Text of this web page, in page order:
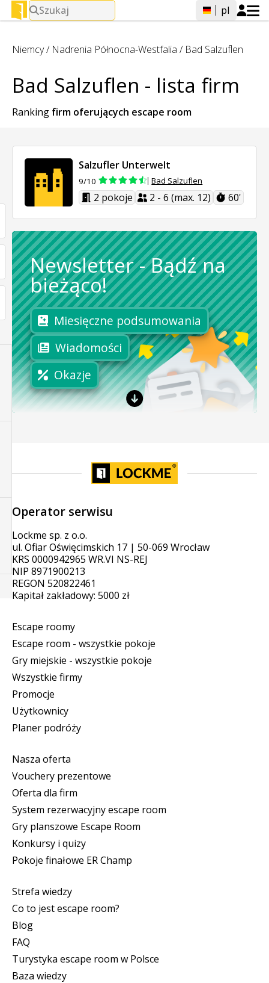
Szukaj pl
Niemcy/ Nadrenia Północna-Westfalia / Bad Salzuflen
Bad Salzuflen - lista firm
Ranking firm oferujących escape room
Salzufler Unterwelt
9/10 Bad Salzuflen
2 pokoje 2 - 6 (max. 12) 60'
Newsletter -Bądź na
bieżąco!
Miesięczne podsumowania
Wiadomości
Okazje
Operator serwisu
Lockme sp. z o.o.
ul. Ofiar Oświęcimskich 17 | 50-069 Wrocław
KRS 0000942965 WR.VI NS-REJ
NIP 8971900213
REGON 520822461
Kapitał zakładowy: 5000 zł
Escape roomy
Escape room - wszystkie pokoje
Gry miejskie - wszystkie pokoje
Wszystkie firmy
Promocje
Użytkownicy
Planer podróży
Nasza oferta
Vouchery prezentowe
Oferta dla firm
System rezerwacyjny escape room
Gry planszowe Escape Room
Konkursy i quizy
Pokoje finałowe ER Champ
Strefa wiedzy
Co to jest escape room?
Blog
FAQ
Turystyka escape room w Polsce
Baza wiedzy